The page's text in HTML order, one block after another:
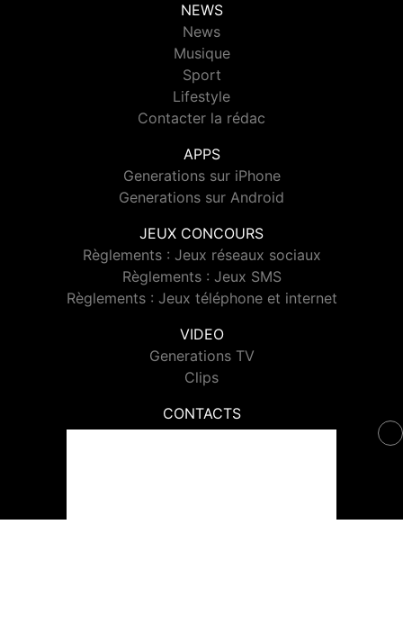
NEWS
News
Musique
Sport
Lifestyle
Contacter la rédac
APPS
Generations sur iPhone
Generations sur Android
JEUX CONCOURS
Règlements : Jeux réseaux sociaux
Règlements : Jeux SMS
Règlements : Jeux téléphone et internet
VIDEO
Generations TV
Clips
CONTACTS
Contacter Generations